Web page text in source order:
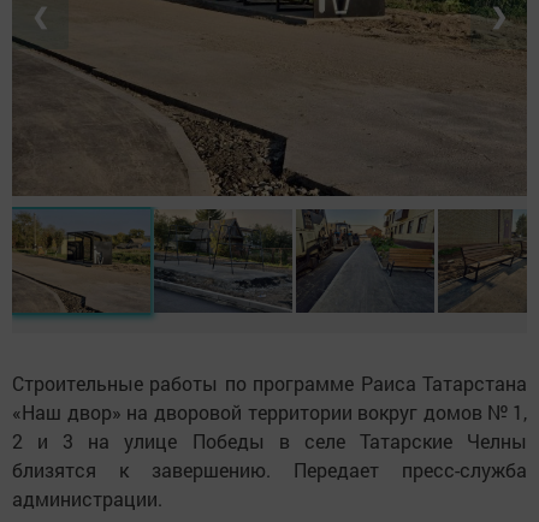
❮ ❯
Строительные работы по программе Раиса Татарстана
«Наш двор» на дворовой территории вокруг домов № 1,
2 и 3 на улице Победы в селе Татарские Челны
близятся к завершению. Передает пресс-служба
администрации.